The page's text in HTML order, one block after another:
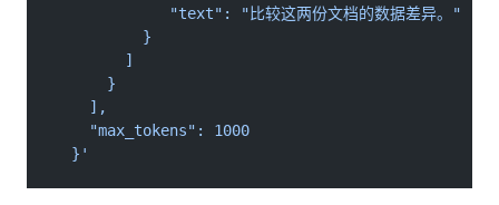
             "text": "比较这两份文档的数据差异。"
          }
        ]
      }
    ],
    "max_tokens": 1000
  }'